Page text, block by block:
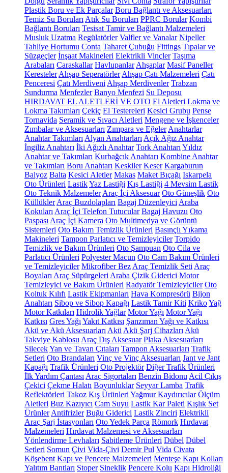
Plastik Boru ve Ek Parçalar Boru Bağlantı ve Aksesuarları
Temiz Su Boruları Atık Su Boruları PPRC Borular Kombi
Bağlantı Boruları Tesisat Tamir ve Bağlantı Malzemeleri
Musluk Uzatma Regülatörler Valfler ve Vanalar Nipeller
Tahliye Hortumu Conta Taharet Çubuğu Fittings Tıpalar ve
Süzgeçler İnşaat Makineleri Elektrikli Vinçler Taşıma
Arabaları Caraskallar Havlupanlar Ahşaplar Masif Paneller
Keresteler Ahşap Seperatörler Ahşap Çatı Malzemeleri Çatı
Penceresi Çatı Merdiveni Ahşap Merdivenler Trabzan
Sundurma Menfezler Banyo Menfezi Su Deposu
HIRDAVAT EL ALETLERİ VE OTO El Aletleri Lokma ve
Lokma Takımları Çekiç El Testereleri Kesici Grubu Pense
Tornavida Seramik ve Sıvacı Aletleri Mengene ve İşkenceler
Zımbalar ve Aksesuarları Zımpara ve Eğeler Anahtarlar
Anahtar Takımları Alyan Anahtarları Açık Ağız Anahtar
İngiliz Anahtarı İki Ağızlı Anahtar Tork Anahtarı Yıldız
Anahtar ve Takımları Kurbağcık Anahtarı Kombine Anahtar
ve Takımları Boru Anahtarı Keskiler Keser Kargaburun
Balyoz Balta Kesici Aletler Makas Maket Bıçağı Iskarpela
Oto Ürünleri LastikYaz Lastiği Kış Lastiği 4 Mevsim Lastik
Oto Teknik Malzemeler Araç İçi Aksesuar Oto Güneşlik Oto
Küllükler Araç Buzdolapları Bagaj Düzenleyici Araba
Kokuları Araç İçi Telefon Tutucular Bagaj Havuzu Oto
Paspası Araç İçi Kamera Oto Multimedya ve Görüntü
Sistemleri Oto Bakım Temizlik Ürünleri Basınçlı Yıkama
Makineleri Tampon Parlatıcı ve Temizleyiciler Torpido
Temizlik ve Bakım Ürünleri Oto Şampuan Oto Cila ve
Parlatıcı Ürünleri Polyester Macun Oto Cam Bakım Ürünleri
ve Temizleyiciler Mikrofiber Bez Araç Temizlik Seti Araç
Boyaları Araç Süpürgeleri Araba Çizik Giderici Motor
Temizleyici ve Bakım Ürünleri Radyatör Temizleyiciler Oto
Koltuk Kılıfı Lastik Ekipmanları Hava Kompresörü Bijon
Anahtarı Sibop ve Sibop Kapağı Lastik Tamir Kiti KrikoYağ
Motor Katkıları Hidrolik Yağlar Motor Yağı Motor Yağı
Katkısı Gres Yağı Yakıt Katkısı Şanzıman Yağı ve Katkısı
Akü ve Akü Aksesuarları Akü Akü Şarj Cihazları Akü
Takviye Kablosu Araç Dış Aksesuar Plaka Aksesuarları
SilecekYan ve Tavan Çıtaları Tampon Aksesuarları Trafik
Setleri Oto Brandaları Vinç ve Vinç Aksesuarları Jant ve Jant
Kapağı Trafik Ürünleri Oto Projektör Diğer Trafik Ürünleri
İlk Yardım Çantası Araç Sigortaları Benzin Bidonu Acil Çıkış
Çekici Çekme Halatı Boyunluklar Seyyar Lamba Trafik
Reflektörleri Takoz Kış Ürünleri Yağmur Kaydırıcılar Ölçüm
Aletleri Buz Kazıyıcı Cam Suyu Lastik Kar Paleti Kışlık Set
Ürünler Antifrizler Buğu Giderici Lastik Zinciri Elektrikli
Araç Şarj İstasyonları Oto Yedek Parça Römork Hırdavat
Malzemeleri Hırdavat Malzemesi ve Aksesuarları
Yönlendirme Levhaları Sabitleme Ürünleri Dübel Dübel
Setleri Somun Çivi Vida-Çivi Demir Pul Vida Civata
Köşebent Kapı ve Pencere Malzemeleri Menteşe Kapı Kolları
Yalıtım Bantları Stoper Sineklik Pencere Kolu Kapı Hidroliği